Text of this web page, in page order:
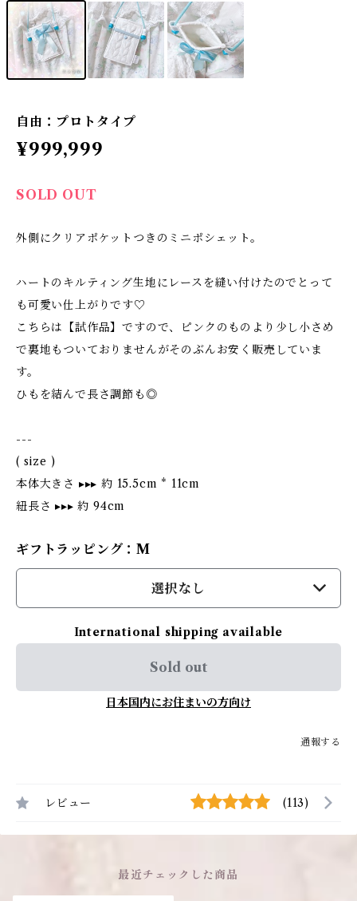
自由：プロトタイプ
¥999,999
SOLD OUT
外側にクリアポケットつきのミニポシェット。
ハートのキルティング生地にレースを縫い付けたのでとって
も可愛い仕上がりです♡
こちらは【試作品】ですので、ピンクのものより少し小さめ
で裏地もついておりませんがそのぶんお安く販売していま
す。
ひもを結んで長さ調節も◎
---
( size )
本体大きさ ▸▸▸ 約 15.5cm * 11cm
紐長さ ▸▸▸ 約 94cm
ギフトラッピング：M
選択なし
International shipping available
Sold out
日本国内にお住まいの方向け
通報する
レビュー (113)
最近チェックした商品